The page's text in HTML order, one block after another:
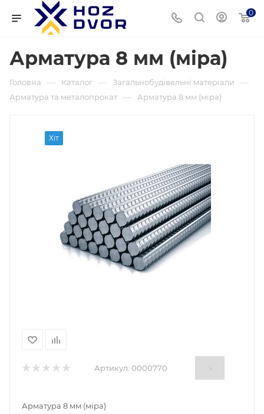
0
Арматура 8 мм (міра)
Головна — Каталог — Загальнобудівельні матеріали —
Арматура та металопрокат — Арматура 8 мм (міра)
Хіт
Артикул: 0000770
Арматура 8 мм (міра)